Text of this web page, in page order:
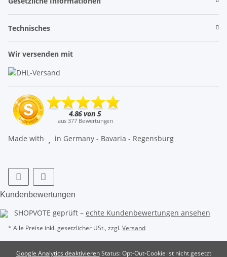
Technisches
Wir versenden mit
Made with in Germany - Bavaria - Regensburg
Kundenbewertungen
SHOPVOTE geprüft – echte Kundenbewertungen ansehen
* Alle Preise inkl. gesetzlicher USt., zzgl.Versand
Google Analytics deaktivieren Status: Opt-Out-Cookie ist nicht gesetzt